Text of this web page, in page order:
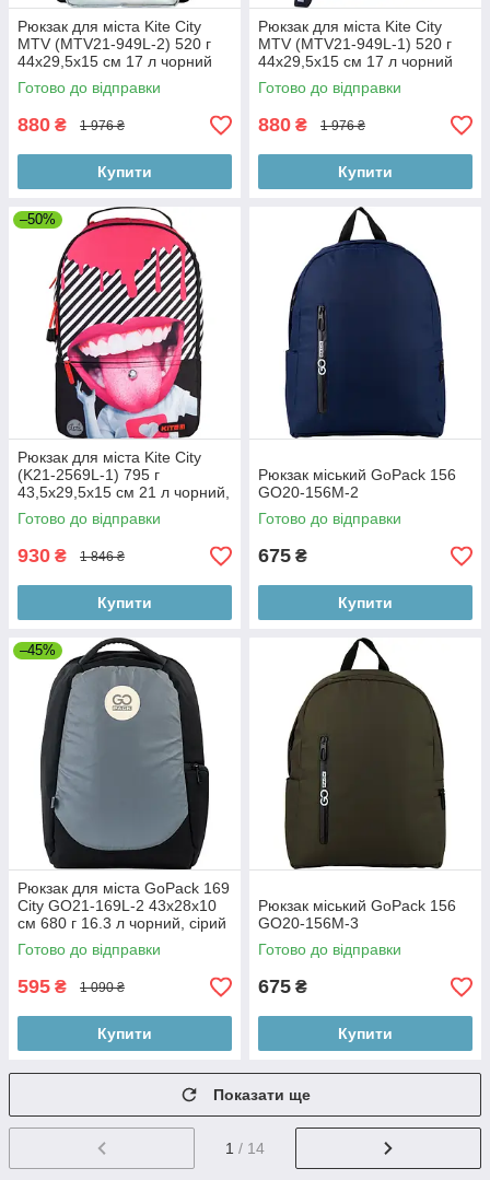
Рюкзак для міста Kite City
MTV (MTV21-949L-2) 520 г
44x29,5x15 см 17 л чорний
Готово до відправки
880 ₴ 1 976 ₴
Купити
Рюкзак для міста Kite City
MTV (MTV21-949L-1) 520 г
44x29,5x15 см 17 л чорний
Готово до відправки
880 ₴ 1 976 ₴
Купити
–50%
Рюкзак для міста Kite City
(K21-2569L-1) 795 г
43,5x29,5x15 см 21 л чорний,
рожевий
Готово до відправки
930 ₴ 1 846 ₴
Купити
Рюкзак міський GoPack 156
GO20-156M-2
Готово до відправки
675 ₴
Купити
–45%
Рюкзак для міста GoPack 169
City GO21-169L-2 43х28х10
см 680 г 16.3 л чорний, сірий
Готово до відправки
595 ₴ 1 090 ₴
Купити
Рюкзак міський GoPack 156
GO20-156M-3
Готово до відправки
675 ₴
Купити
Показати ще
1 / 14